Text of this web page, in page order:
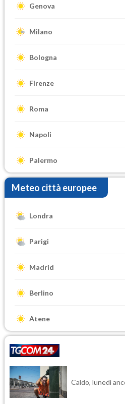
Genova
Milano
Bologna
Firenze
Roma
Napoli
Palermo
Meteo città europee
Londra
Parigi
Madrid
Berlino
Atene
Caldo, lunedì